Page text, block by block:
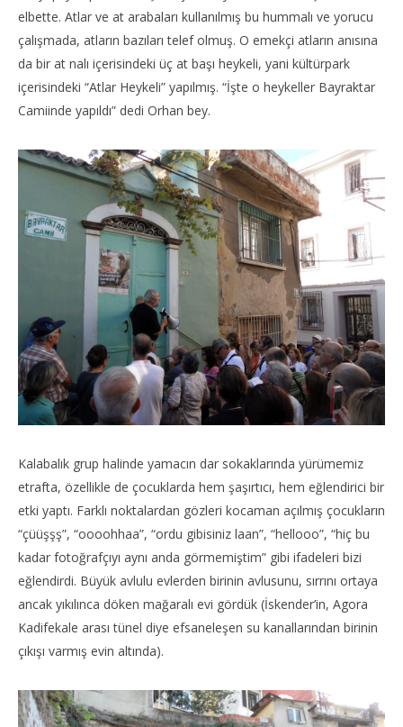
elbette. Atlar ve at arabaları kullanılmış bu hummalı ve yorucu
çalışmada, atların bazıları telef olmuş. O emekçi atların anısına
da bir at nalı içerisindeki üç at başı heykeli, yani kültürpark
içerisindeki “Atlar Heykeli” yapılmış. “İşte o heykeller Bayraktar
Camiinde yapıldı” dedi Orhan bey.
Kalabalık grup halinde yamacın dar sokaklarında yürümemiz
etrafta, özellikle de çocuklarda hem şaşırtıcı, hem eğlendirici bir
etki yaptı. Farklı noktalardan gözleri kocaman açılmış çocukların
“çüüşşş”, “oooohhaa”, “ordu gibisiniz laan”, “hellooo”, “hiç bu
kadar fotoğrafçıyı aynı anda görmemiştim” gibi ifadeleri bizi
eğlendirdi. Büyük avlulu evlerden birinin avlusunu, sırrını ortaya
ancak yıkılınca döken mağaralı evi gördük (İskender’in, Agora
Kadifekale arası tünel diye efsaneleşen su kanallarından birinin
çıkışı varmış evin altında).